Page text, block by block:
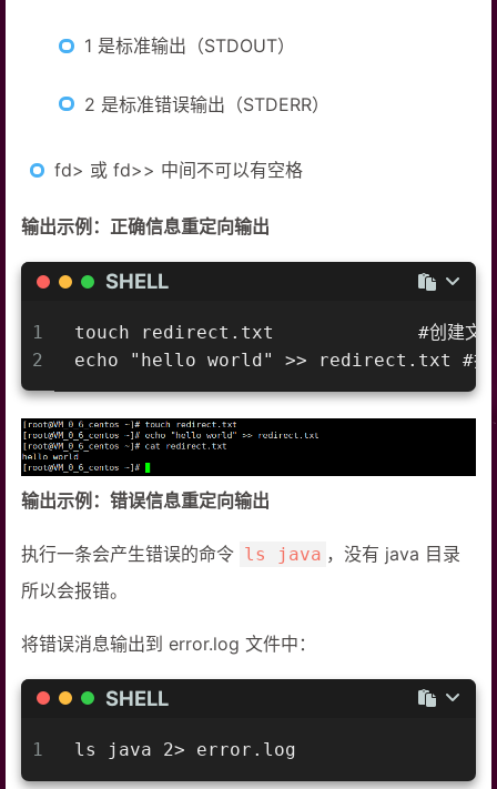
1 是标准输出（STDOUT）
2 是标准错误输出（STDERR）
fd> 或 fd>> 中间不可以有空格
输出示例：正确信息重定向输出
SHELL
1
2
touch redirect.txt             #创建文
echo "hello world" >> redirect.txt #执行
输出示例：错误信息重定向输出
执行一条会产生错误的命令 ls java ，没有 java 目录
所以会报错。
将错误消息输出到 error.log 文件中：
SHELL
1 ls java 2> error.log